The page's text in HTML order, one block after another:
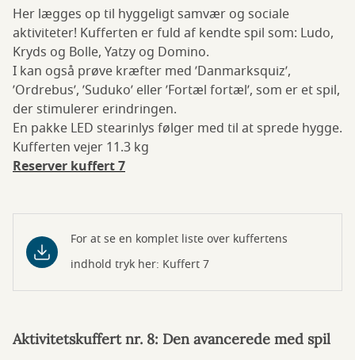
Her lægges op til hyggeligt samvær og sociale
aktiviteter! Kufferten er fuld af kendte spil som: Ludo,
Kryds og Bolle, Yatzy og Domino.
I kan også prøve kræfter med ’Danmarksquiz’,
’Ordrebus’, ’Suduko’ eller ’Fortæl fortæl’, som er et spil,
der stimulerer erindringen.
En pakke LED stearinlys følger med til at sprede hygge.
Kufferten vejer 11.3 kg
Reserver kuffert 7
For at se en komplet liste over kuffertens
indhold tryk her: Kuffert 7
Aktivitetskuffert nr. 8: Den avancerede med spil